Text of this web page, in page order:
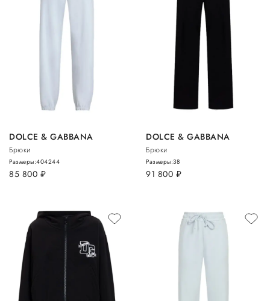
DOLCE & GABBANA
Брюки
85 800 руб.
Размеры:404244
DOLCE & GABBANA
Брюки
91 800 руб.
Размеры:38